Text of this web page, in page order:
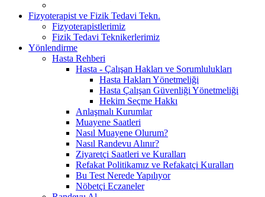
Fizyoterapist ve Fizik Tedavi Tekn.
Fizyoterapistlerimiz
Fizik Tedavi Teknikerlerimiz
Yönlendirme
Hasta Rehberi
Hasta - Çalışan Hakları ve Sorumlulukları
Hasta Hakları Yönetmeliği
Hasta Çalışan Güvenliği Yönetmeliği
Hekim Seçme Hakkı
Anlaşmalı Kurumlar
Muayene Saatleri
Nasıl Muayene Olurum?
Nasıl Randevu Alınır?
Ziyaretçi Saatleri ve Kuralları
Refakat Politikamız ve Refakatçi Kuralları
Bu Test Nerede Yapılıyor
Nöbetçi Eczaneler